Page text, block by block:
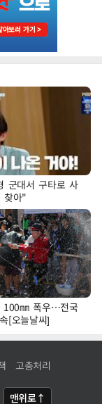
군대서 구타로 사
아"
100㎜ 폭우…전국
[오늘날씨]
고충처리
맨위로↑